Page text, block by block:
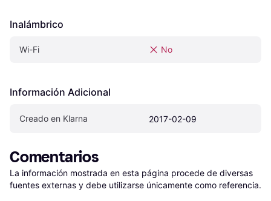
Inalámbrico
Wi-Fi No
Información Adicional
Creado en Klarna 2017-02-09
Comentarios
La información mostrada en esta página procede de diversas
fuentes externas y debe utilizarse únicamente como referencia.